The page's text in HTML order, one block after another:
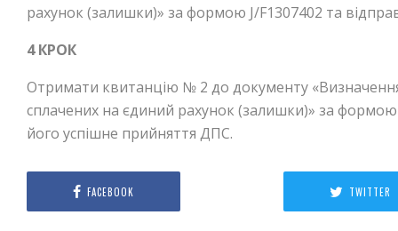
рахунок (залишки)» за формою J/F1307402 та
4 КРОК
Отримати квитанцію № 2 до документу
сплачених на єдиний рахунок (залишки)» за
його успішне прийняття ДПС.
FACEBOOK TWITTER